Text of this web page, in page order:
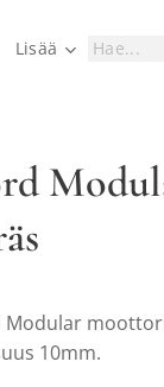
Lisää
Modular
10mm.